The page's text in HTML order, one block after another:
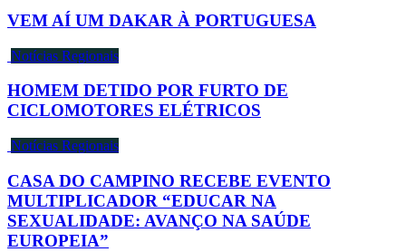
VEM AÍ UM DAKAR À PORTUGUESA
Notícias Regionais
HOMEM DETIDO POR FURTO DE
CICLOMOTORES ELÉTRICOS
Notícias Regionais
CASA DO CAMPINO RECEBE EVENTO
MULTIPLICADOR “EDUCAR NA
SEXUALIDADE: AVANÇO NA SAÚDE
EUROPEIA”